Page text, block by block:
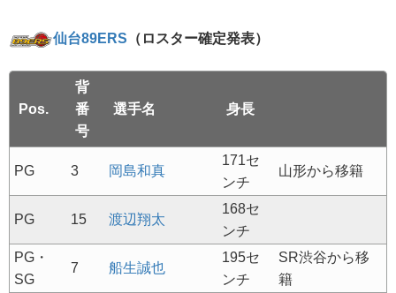
仙台89ERS （ロスター確定発表）
Pos.
背
番
号
選手名 身長
PG 3 岡島和真
171セ
ンチ
山形から移籍
PG 15 渡辺翔太
168セ
ンチ
PG・
SG
7 船生誠也
195セ
ンチ
SR渋谷から移
籍